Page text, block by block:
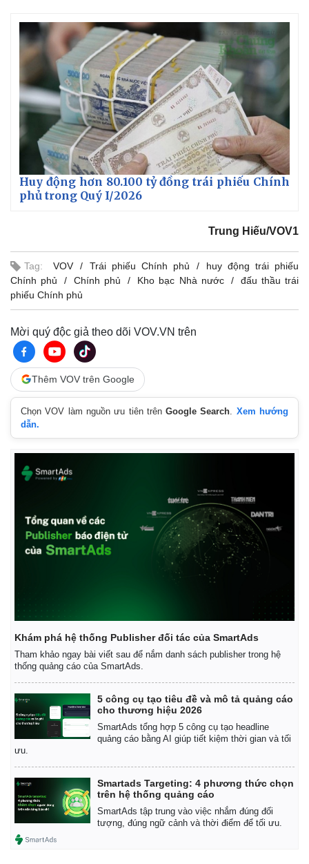
Thế giới
Quan sát
Cuộc sống đó đây
Hồ sơ
Video
Ảnh
Infographic
Huy động hơn 80.100 tỷ đồng trái phiếu Chính
phủ trong Quý I/2026
Trung Hiếu/VOV1
Tag: VOV Trái phiếu Chính phủ
huy động trái phiếu
Chính phủ
Chính phủ Kho bạc Nhà nước
đấu thầu trái
phiếu Chính phủ
Mời quý độc giả theo dõi VOV.VN trên
Thêm VOV trên Google
Chọn VOV làm nguồn ưu tiên trênGoogle Search
Xem hướng
dẫn.
Khám phá hệ thống Publisher đối tác của SmartAds
Tham khảo ngay bài viết sau để nắm danh sách publisher trong hệ
thống quảng cáo của SmartAds.
5 công cụ tạo tiêu đề và mô tả quảng cáo
cho thương hiệu 2026
SmartAds tổng hợp 5 công cụ tạo headline
quảng cáo bằng AI giúp tiết kiệm thời gian và tối
ưu.
Smartads Targeting: 4 phương thức chọn
trên hệ thống quảng cáo
SmartAds tập trung vào việc nhắm đúng đối
tượng, đúng ngữ cảnh và thời điểm để tối ưu.